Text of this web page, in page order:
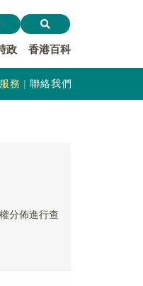
政 香港百科
服務 聯絡我們
分佈進行查